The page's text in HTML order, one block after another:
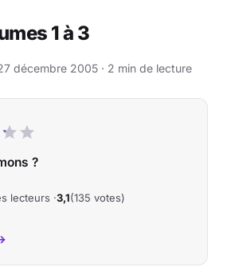
1 à 3
décembre 2005 · 2 min de lecture
?
lecteurs ·3,1(135 votes)